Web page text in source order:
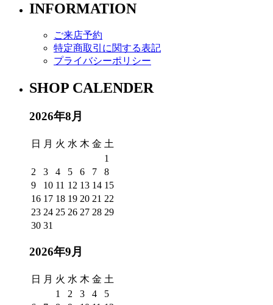
INFORMATION
ご来店予約
特定商取引に関する表記
プライバシーポリシー
SHOP CALENDER
2026年8月
日 月 火 水 木 金 土
1
2
3 4 5 6 7
8
9
10 11 12 13 14 15
16 17 18 19 20 21 22
23 24 25 26 27 28 29
30 31
2026年9月
日 月 火 水 木 金 土
1
2 3 4
5